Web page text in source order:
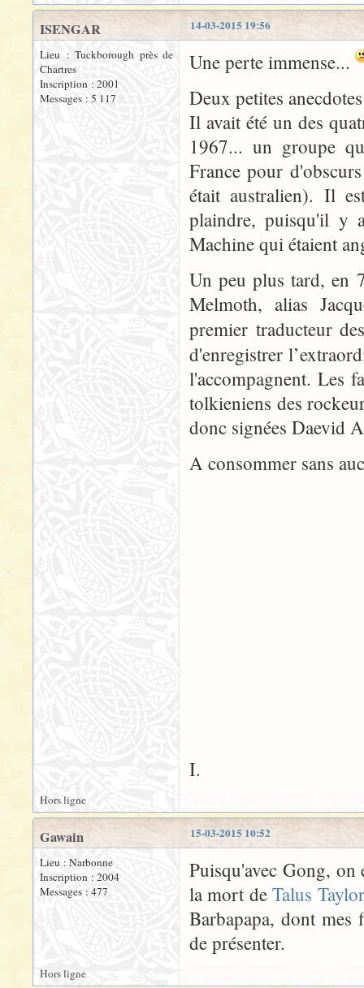
14-03-2015 19:56
ISENGAR
Lieu : Tuckborough près de
Chartres
Inscription : 2001
Messages : 5 117
Une perte immense...
Deux petites
Il avait été un des
1967... un groupe
France pour
était australien). Il
plaindre, puisqu'il y
Machine qui étaient
Un peu plus tard, en
Melmoth, alias
premier traducteur
d'enregistrer
l'accompagnent. Les
tolkieniens des
donc signées Daevid
A consommer sans
I.
Hors ligne
15-03-2015 10:52
Gawain
Lieu : Narbonne
Inscription : 2004
Messages : 477
Puisqu'avec Gong, on
la mort deTalus Taylor
Barbapapa, dont mes
de présenter.
Hors ligne